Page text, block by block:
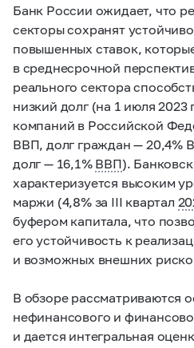
Банк России ожидает, что
секторы сохранят
повышенных ставок,
в среднесрочной
реального сектора
низкий долг (на 1 июля
компаний в Российской
ВВП, долг граждан — 20,4%
долг — 16,1% ВВП).
характеризуется высоким
маржи (4,8% за III квартал
буфером капитала, что
его устойчивость к
и возможных внешних
В обзоре рассматриваются
нефинансового и
и дается интегральная